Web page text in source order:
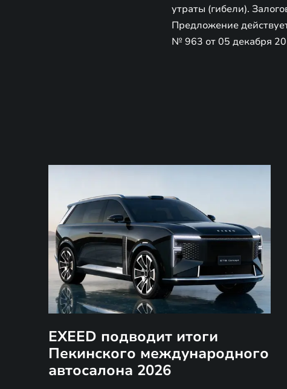
утраты (гибели).
Предложение
№ 963 от 05 декабря
EXEED подводит итоги
Пекинского международного
автосалона 2026